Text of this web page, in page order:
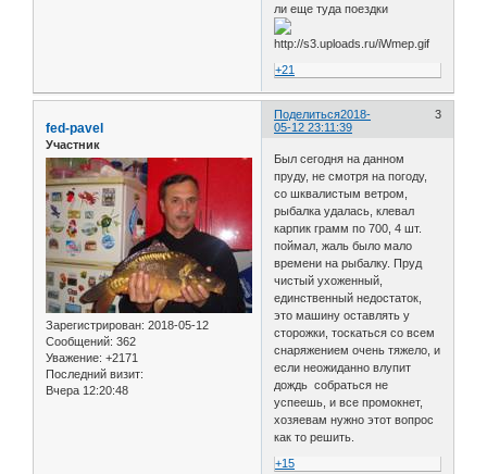
ли еще туда поездки
+21
Поделиться 3
2018-
05-12 23:11:39
fed-pavel
Участник
Зарегистрирован: 2018-05-12
Сообщений: 362
Уважение: +2171
Последний визит:
Вчера 12:20:48
Был сегодня на данном
пруду, не смотря на погоду,
со шквалистым ветром,
рыбалка удалась, клевал
карпик грамм по 700, 4 шт.
поймал, жаль было мало
времени на рыбалку. Пруд
чистый ухоженный,
единственный недостаток,
это машину оставлять у
сторожки, тоскаться со всем
снаряжением очень тяжело, и
если неожиданно влупит
дождь собраться не
успеешь, и все промокнет,
хозяевам нужно этот вопрос
как то решить.
+15